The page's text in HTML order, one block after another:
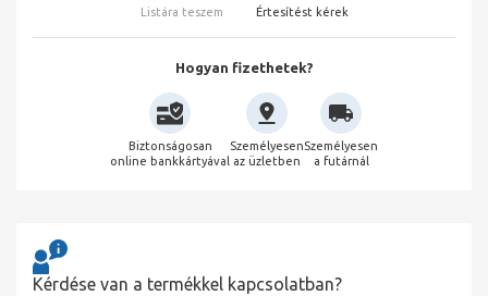
Listára teszem Értesítést kérek
Hogyan fizethetek?
Biztonságosan
online bankkártyával
Személyesen
az üzletben
Személyesen
a futárnál
Kérdése van a termékkel kapcsolatban?